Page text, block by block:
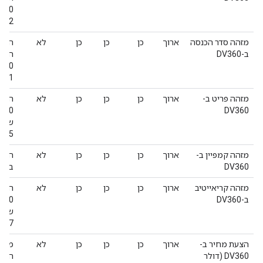
מזהה סדר הכנסה
ב-DV360
ארוך כן כן כן לא
מזהה פריט ב-
DV360
ארוך כן כן כן לא
מזהה קמפיין ב-
DV360
ארוך כן כן כן לא
ב-Display & Video 360
מזהה קריאייטיב
ב-DV360
ארוך כן כן כן לא
הצעת מחיר ב-
DV360 (דולר
ארוך כן כן כן לא